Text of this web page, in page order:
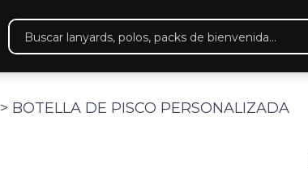
Búsqueda
> BOTELLA DE PISCO PERSONALIZADA